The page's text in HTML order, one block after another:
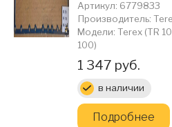
Артикул: 6779833
Производитель:
Модели: Terex (TR
100)
Цена:
1 347 руб.
в наличии
Подробнее